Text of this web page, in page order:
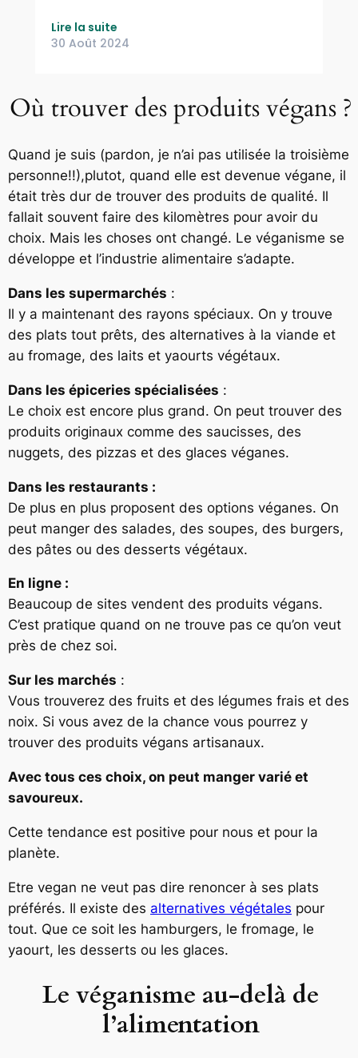
30 Août 2024
Lire la suite
Où trouver des produits végans ?
Quand je suis (pardon, je n’ai pas utilisée la troisième
personne!!),plutot, quand elle est devenue végane, il
était très dur de trouver des produits de qualité. Il
fallait souvent faire des kilomètres pour avoir du
choix. Mais les choses ont changé. Le véganisme se
développe et l’industrie alimentaire s’adapte.
Dans les supermarchés :
Il y a maintenant des rayons spéciaux. On y trouve
des plats tout prêts, des alternatives à la viande et
au fromage, des laits et yaourts végétaux.
Dans les épiceries spécialisées :
Le choix est encore plus grand. On peut trouver des
produits originaux comme des saucisses, des
nuggets, des pizzas et des glaces véganes.
Dans les restaurants :
De plus en plus proposent des options véganes. On
peut manger des salades, des soupes, des burgers,
des pâtes ou des desserts végétaux.
En ligne :
Beaucoup de sites vendent des produits végans.
C’est pratique quand on ne trouve pas ce qu’on veut
près de chez soi.
Sur les marchés :
Vous trouverez des fruits et des légumes frais et des
noix. Si vous avez de la chance vous pourrez y
trouver des produits végans artisanaux.
Avec tous ces choix, on peut manger varié et
savoureux.
Cette tendance est positive pour nous et pour la
planète.
Etre vegan ne veut pas dire renoncer à ses plats
préférés. Il existe des alternatives végétales pour
tout. Que ce soit les hamburgers, le fromage, le
yaourt, les desserts ou les glaces.
Le véganisme au-delà de
l’alimentation